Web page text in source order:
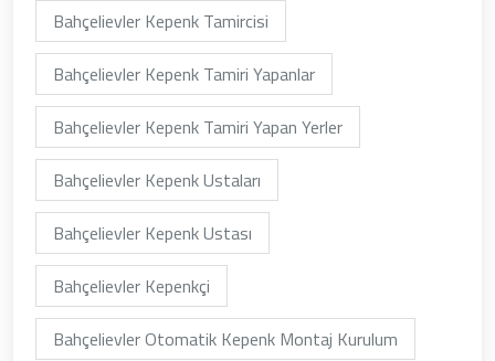
Bahçelievler Kepenk Tamircisi
Bahçelievler Kepenk Tamiri Yapanlar
Bahçelievler Kepenk Tamiri Yapan Yerler
Bahçelievler Kepenk Ustaları
Bahçelievler Kepenk Ustası
Bahçelievler Kepenkçi
Bahçelievler Otomatik Kepenk Montaj Kurulum